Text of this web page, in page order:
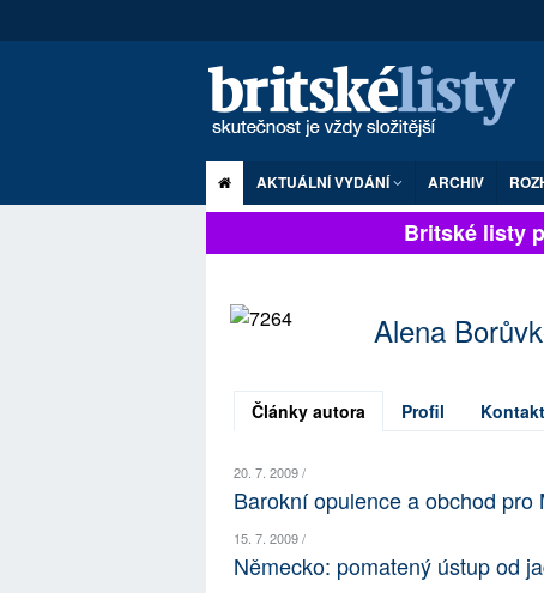
AKTUÁLNÍ VYDÁNÍ ARCHIV
Britské listy
Alena
Články autora Profil Kontakt
20. 7. 2009 /
Barokní opulence a obchod pro
15. 7. 2009 /
Německo: pomatený ústup od